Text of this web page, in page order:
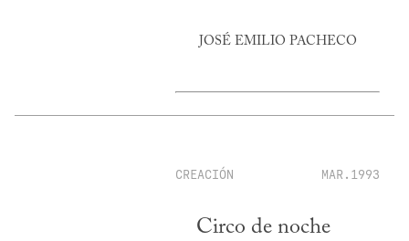
JOSÉ EMILIO PACHECO
CREACIÓN MAR.1993
Circo de noche